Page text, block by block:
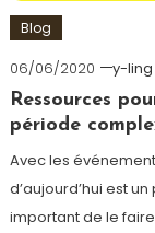
Blog
06/06/2020
y-ling
Ressources
période
Avec les
d’aujourd’hui est
important de le